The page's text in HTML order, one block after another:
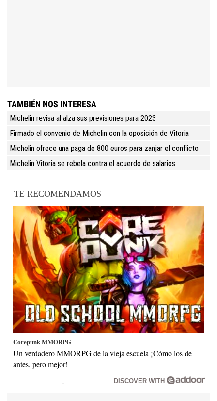
TAMBIÉN NOS INTERESA
Michelin revisa al alza sus previsiones para 2023
Firmado el convenio de Michelin con la oposición de Vitoria
Michelin ofrece una paga de 800 euros para zanjar el conflicto
Michelin Vitoria se rebela contra el acuerdo de salarios
TE RECOMENDAMOS
Corepunk MMORPG
Un verdadero MMORPG de la vieja escuela ¡Cómo los de
antes, pero mejor!
DISCOVER WITH